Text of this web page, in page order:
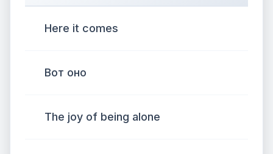
Here it comes
Вот оно
The joy of being alone